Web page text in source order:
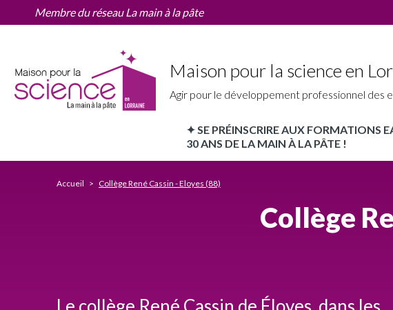
(88)
Membre du réseau La main à la pâte
Maison pour la science en
Agir pour le développement professionnel des
MPLS
Lorraine
Nav
principale
✦ SE PRÉINSCRIRE AUX FORMATIONS
30 ANS DE LA MAIN À LA PÂTE !
Accueil Collège René Cassin - Eloyes (88)
Collège